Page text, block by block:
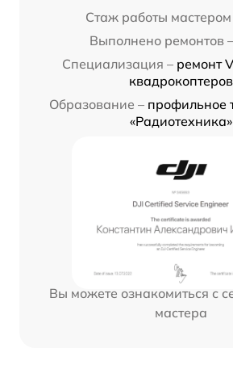
Стаж работы мастером
Выполнено ремонтов –
Специализация – ремонт
квадрокоптеров
Образование – профильное
«Радиотехника»
Вы можете ознакомиться с
мастера